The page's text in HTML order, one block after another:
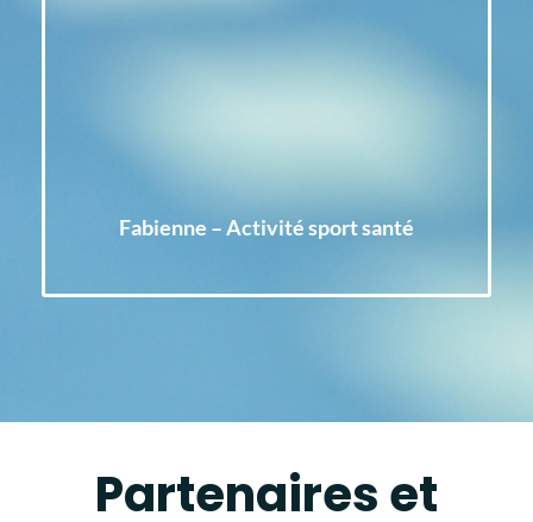
Fabienne – Activité sport santé
Partenaires et